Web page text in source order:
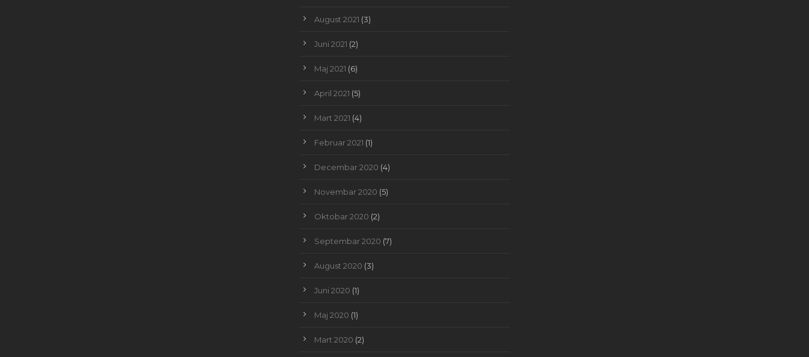
August 2021 (3)
Juni 2021 (2)
Maj 2021 (6)
April 2021 (5)
Mart 2021 (4)
Februar 2021 (1)
Decembar 2020 (4)
Novembar 2020 (5)
Oktobar 2020 (2)
Septembar 2020 (7)
August 2020 (3)
Juni 2020 (1)
Maj 2020 (1)
Mart 2020 (2)